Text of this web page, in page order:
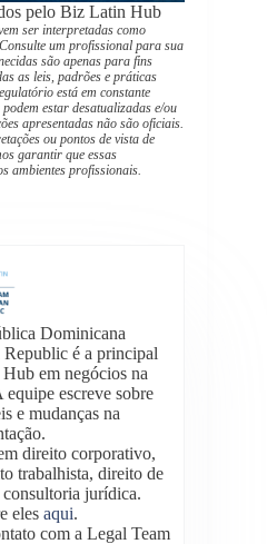
pelo Biz Latin Hub
ser interpretadas como
um profissional para sua
são apenas para fins
as leis, padrões e práticas
está em constante
estar desatualizadas e/ou
apresentadas não são oficiais.
ou pontos de vista de
garantir que essas
ambientes profissionais.
Dominicana
é a principal
em negócios na
escreve sobre
e mudanças na
direito corporativo,
trabalhista, direito de
jurídica.
elesaqui.
com a Legal Team